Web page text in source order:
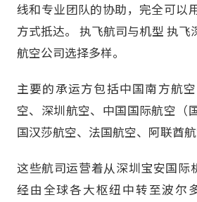
线和专业团队的协助，完全可以
方式抵达。 执飞航司与机型 执飞
航空公司选择多样。
主要的承运方包括中国南方航
空、深圳航空、中国国际航空（
国汉莎航空、法国航空、阿联酋航
这些航司运营着从深圳宝安国际
经由全球各大枢纽中转至波尔